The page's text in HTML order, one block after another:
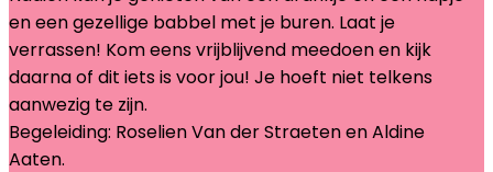
en een gezellige babbel met je buren. Laat je
verrassen! Kom eens vrijblijvend meedoen en kijk
daarna of dit iets is voor jou! Je hoeft niet telkens
aanwezig te zijn.
Begeleiding: Roselien Van der Straeten en Aldine
Aaten.